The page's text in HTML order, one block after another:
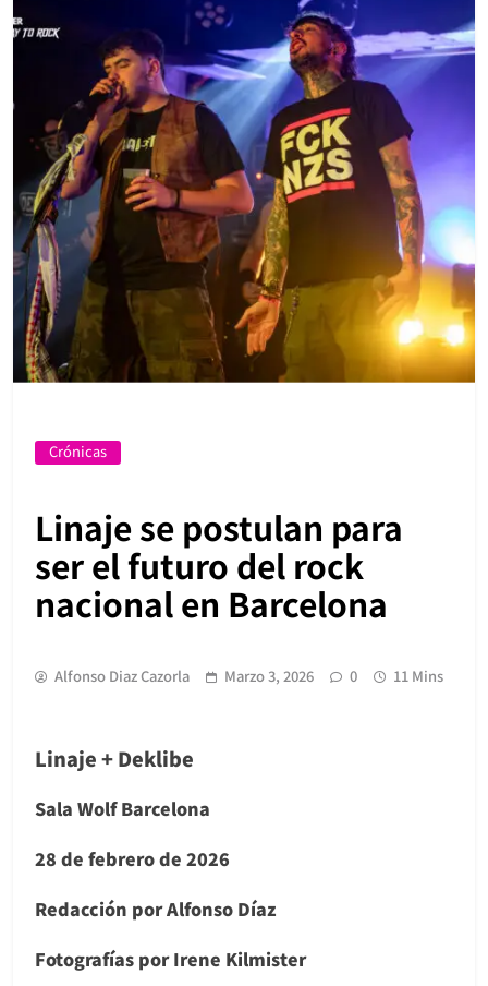
Crónicas
Linaje se postulan para
ser el futuro del rock
nacional en Barcelona
Alfonso Diaz Cazorla Marzo 3, 2026 0 11 Mins
Linaje + Deklibe
Sala Wolf Barcelona
28 de febrero de 2026
Redacción por Alfonso Díaz
Fotografías por Irene Kilmister